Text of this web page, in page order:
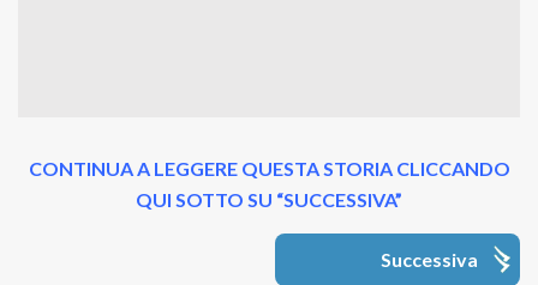
CONTINUA A LEGGERE QUESTA STORIA CLICCANDO
QUI SOTTO SU “SUCCESSIVA”
Successiva